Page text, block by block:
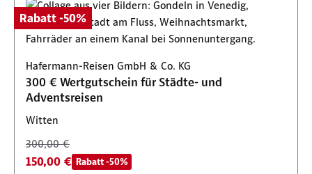
Rabatt -50%
Hafermann-Reisen GmbH & Co. KG
300 € Wertgutschein für Städte- und
Adventsreisen
Witten
300,00 €
150,00 € Rabatt -50%